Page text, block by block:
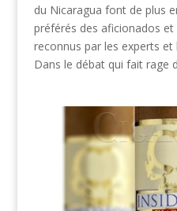
du Nicaragua font de plus
préférés des aficionados
reconnus par les experts et
Dans le débat qui fait rage